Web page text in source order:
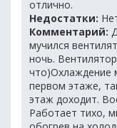
отлично.
Недостатки:
Комментарий:
мучился
ночь.
что)Охлаждение
первом этаже,
этаж доходит.
Работает тихо,